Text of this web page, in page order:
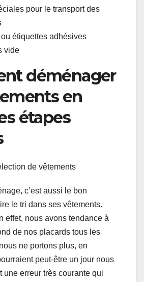
pour le transport des
étiquettes adhésives
vide
déménager
en
étapes
de vêtements
c’est aussi le bon
le tri dans ses vêtements.
effet, nous avons tendance à
de nos placards tous les
ne portons plus, en
peut-être un jour nous
une erreur très courante qui